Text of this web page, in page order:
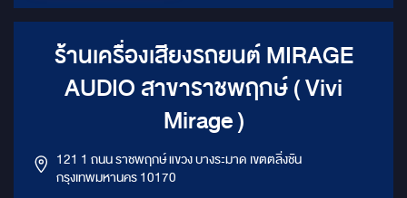
ร้านเครื่องเสียงรถยนต์ MIRAGE
AUDIO สาขาราชพฤกษ์ ( Vivi
Mirage )
121 1 ถนน ราชพฤกษ์ แขวง บางระมาด เขตตลิ่งชัน
กรุงเทพมหานคร 10170